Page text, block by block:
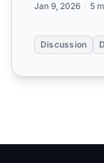
Jan 9, 2026 5
Discussion